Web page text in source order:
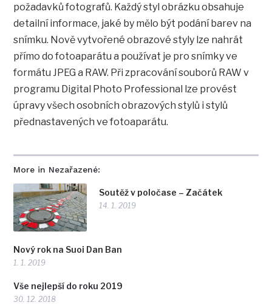
More in Nezařazené:
Soutěž v poločase – Začátek
14. 1. 2019
Nový rok na Suoi Dan Ban
1. 1. 2019
Vše nejlepší do roku 2019
30. 12. 2018
požadavků fotografů. Každý styl obrázku obsahuje
detailní informace, jaké by mělo být podání barev na
snímku. Nově vytvořené obrazové styly lze nahrát
přímo do fotoaparátu a používat je pro snímky ve
formátu JPEG a RAW. Při zpracování souborů RAW v
programu Digital Photo Professional lze provést
úpravy všech osobních obrazových stylů i stylů
přednastavených ve fotoaparátu.